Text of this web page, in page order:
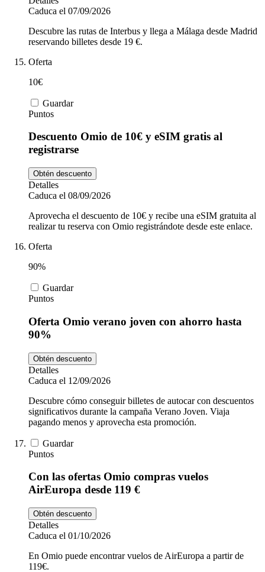
Caduca el 07/09/2026
Descubre las rutas de Interbus y llega a Málaga desde Madrid
reservando billetes desde 19 €.
Oferta
10€
Guardar
Puntos
Descuento Omio de 10€ y eSIM gratis al
registrarse
Obtén descuento
Detalles
Caduca el 08/09/2026
Aprovecha el descuento de 10€ y recibe una eSIM gratuita al
realizar tu reserva con Omio registrándote desde este enlace.
Oferta
90%
Guardar
Puntos
Oferta Omio verano joven con ahorro hasta
90%
Obtén descuento
Detalles
Caduca el 12/09/2026
Descubre cómo conseguir billetes de autocar con descuentos
significativos durante la campaña Verano Joven. Viaja
pagando menos y aprovecha esta promoción.
Guardar
Puntos
Con las ofertas Omio compras vuelos
AirEuropa desde 119 €
Obtén descuento
Detalles
Caduca el 01/10/2026
En Omio puede encontrar vuelos de AirEuropa a partir de
119€.